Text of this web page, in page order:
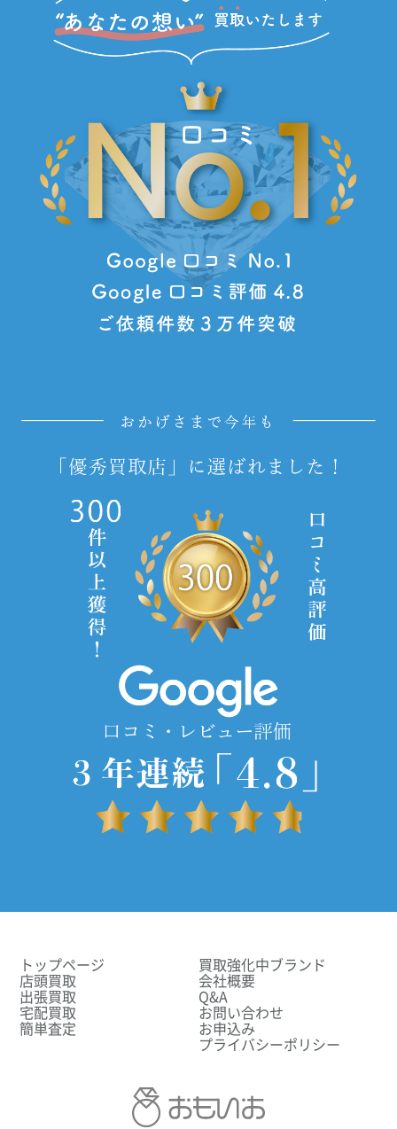
トップページ
店頭買取
出張買取
宅配買取
簡単査定
買取強化中ブランド
会社概要
Q&A
お問い合わせ
お申込み
プライバシーポリシー